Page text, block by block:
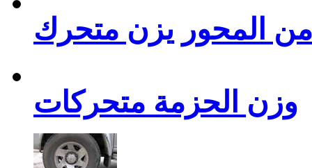
المحور يزن متحرك
وزن الحزمة متحركات